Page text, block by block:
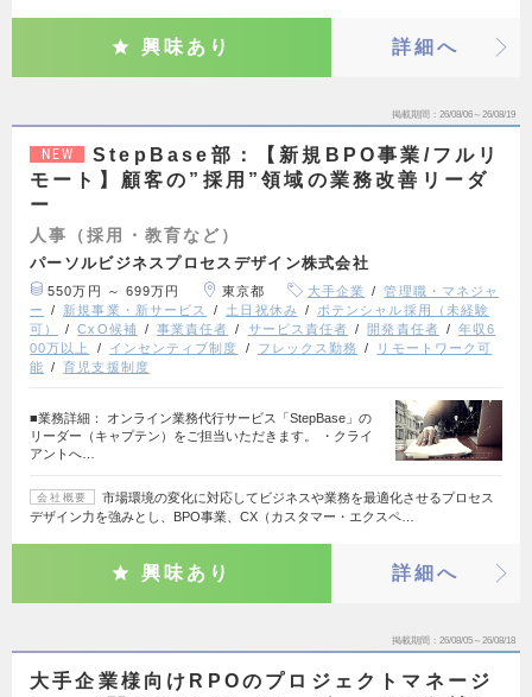
興味あり 詳細へ
掲載期間 26/08/06～26/08/19
NEW
StepBase部：【新規BPO事業/フルリ
モート】顧客の”採用”領域の業務改善リーダ
ー
人事（採用・教育など）
パーソルビジネスプロセスデザイン株式会社
550万円 ～ 699万円 東京都 大手企業
管理職・マネジャ
ー
新規事業・新サービス 土日祝休み
ポテンシャル採用（未経験
可）
CxO候補 事業責任者 サービス責任者 開発責任者
年収6
00万以上
インセンティブ制度 フレックス勤務
リモートワーク可
能
育児支援制度
■業務詳細： オンライン業務代行サービス「StepBase」の
リーダー（キャプテン）をご担当いただきます。 ・クライ
アントへ…
会社概要
市場環境の変化に対応してビジネスや業務を最適化させるプロセス
デザイン力を強みとし、BPO事業、CX（カスタマー・エクスペ…
興味あり 詳細へ
掲載期間 26/08/05～26/08/18
大手企業様向けRPOのプロジェクトマネージ